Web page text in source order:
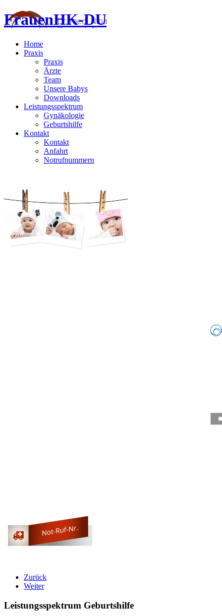
FrauenHK-DU
Home
Praxis
Praxis
Ärzte
Team
Unsere Babys
Downloads
Leistungsspektrum
Gynäkologie
Geburtshilfe
Kontakt
Kontakt
Anfahrt
Notrufnummern
Zurück
Weiter
Leistungsspektrum Geburtshilfe